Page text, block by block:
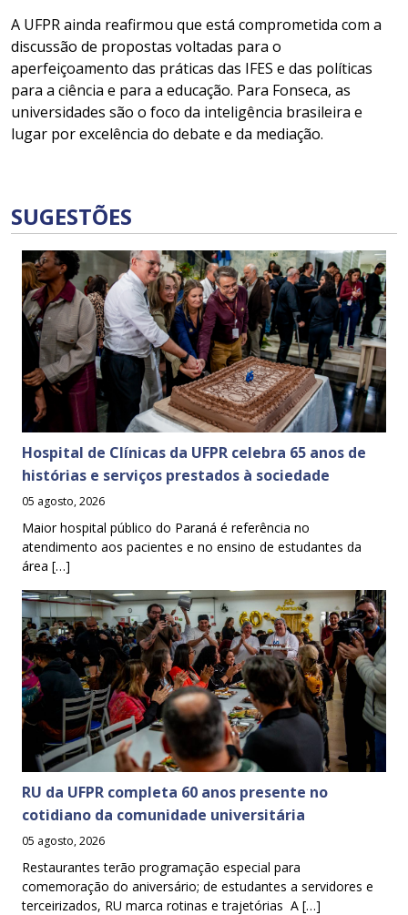
A UFPR ainda reafirmou que está comprometida com a
discussão de propostas voltadas para o
aperfeiçoamento das práticas das IFES e das políticas
para a ciência e para a educação. Para Fonseca, as
universidades são o foco da inteligência brasileira e
lugar por excelência do debate e da mediação.
SUGESTÕES
Hospital de Clínicas da UFPR celebra 65 anos de
histórias e serviços prestados à sociedade
05 agosto, 2026
Maior hospital público do Paraná é referência no
atendimento aos pacientes e no ensino de estudantes da
área […]
RU da UFPR completa 60 anos presente no
cotidiano da comunidade universitária
05 agosto, 2026
Restaurantes terão programação especial para
comemoração do aniversário; de estudantes a servidores e
terceirizados, RU marca rotinas e trajetórias A […]